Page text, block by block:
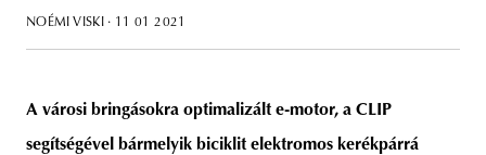
NOÉMI VISKI · 11 01 2021
A városi bringásokra optimalizált e-motor, a CLIP
segítségével bármelyik biciklit elektromos kerékpárrá